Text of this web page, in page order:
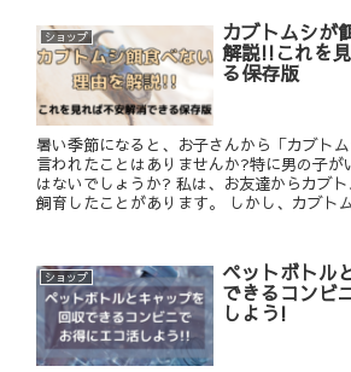
ショップ カブトムシが
解説!!これを
る保存版
暑い季節になると、お子さんから「カブト
言われたことはありませんか?特に男の子が
はないでしょうか? 私は、お友達からカブ
飼育したことがあります。 しかし、カブト
ショップ ペットボトル
できるコンビ
しよう!